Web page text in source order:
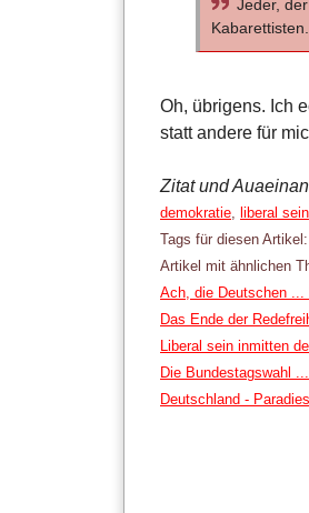
Jeder,
Kabarettisten.
Oh, übrigens. Ich
statt andere für
Zitat und
Kategorien:
demokratie liberal sein
Tags für diesen Artikel:
Artikel mit ähnlichen
Ach, die Deutschen
Das Ende der
Liberal sein inmitten
Die Bundestagswahl
Deutschland -